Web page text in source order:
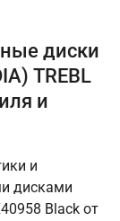
диски
TREBL
и
и
дисками
Black от